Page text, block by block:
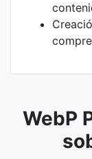
WebP